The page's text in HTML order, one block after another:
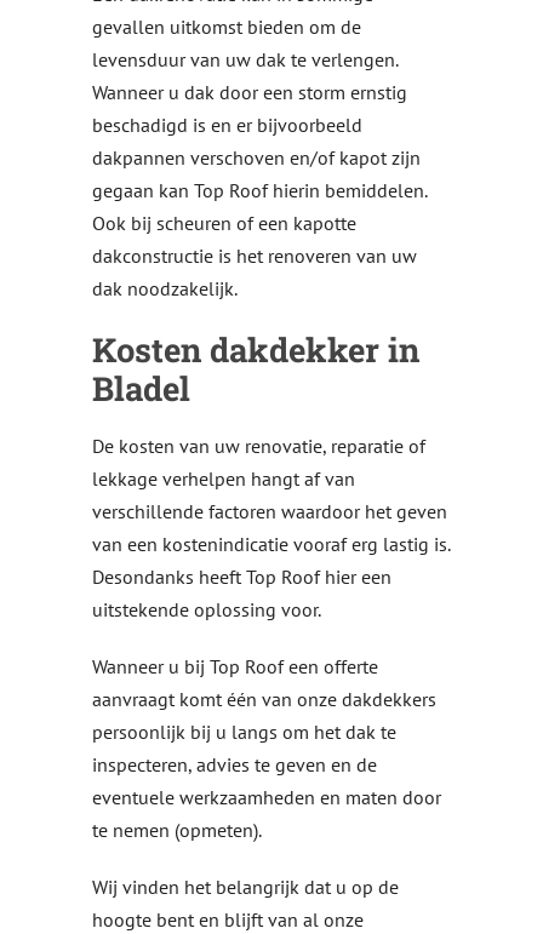
gevallen uitkomst bieden om de
levensduur van uw dak te verlengen.
Wanneer u dak door een storm ernstig
beschadigd is en er bijvoorbeeld
dakpannen verschoven en/of kapot zijn
gegaan kan Top Roof hierin bemiddelen.
Ook bij scheuren of een kapotte
dakconstructie is het renoveren van uw
dak noodzakelijk.
Kosten dakdekker in
Bladel
De kosten van uw renovatie, reparatie of
lekkage verhelpen hangt af van
verschillende factoren waardoor het geven
van een kostenindicatie vooraf erg lastig is.
Desondanks heeft Top Roof hier een
uitstekende oplossing voor.
Wanneer u bij Top Roof een offerte
aanvraagt komt één van onze dakdekkers
persoonlijk bij u langs om het dak te
inspecteren, advies te geven en de
eventuele werkzaamheden en maten door
te nemen (opmeten).
Wij vinden het belangrijk dat u op de
hoogte bent en blijft van al onze